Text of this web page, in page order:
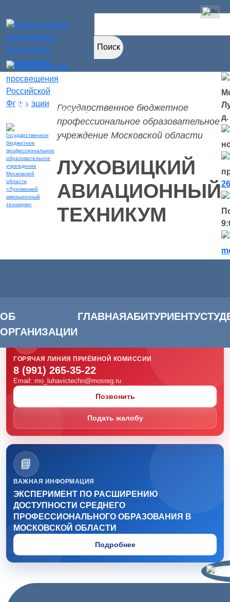
слабовидящих
Государственное бюджетное
профессиональное образовательное
учреждение Московской области
ЛУХОВИЦКИЙ
АВИАЦИОННЫЙ
ТЕХНИКУМ
д.
ОБ
ОРГАНИЗАЦИИ
ГЛАВНАЯАБИТУРИЕНТУ
ГОРЯЧАЯ ЛИНИЯ ПРИЁМНОЙ КОМИССИИ
8 (991) 265-35-22
Email: mo_luhavictechn@mosreg.ru
Позвонить
Подать жалобу
📘
ВАЖНАЯ ИНФОРМАЦИЯ
ЭКСПЕРИМЕНТ ПО РАСШИРЕНИЮ
ДОСТУПНОСТИ СРЕДНЕГО
ПРОФЕССИОНАЛЬНОГО ОБРАЗОВАНИЯ В
МОСКОВСКОЙ ОБЛАСТИ
Подробнее